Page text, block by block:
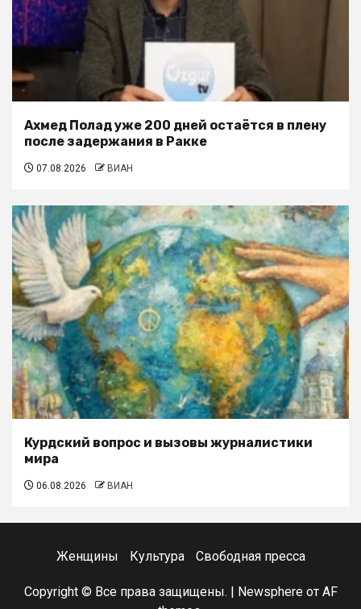
Ахмед Полад уже 200 дней остаётся в плену
после задержания в Ракке
07.08.2026 ВИАН
Курдский вопрос и вызовы журналистики
мира
06.08.2026 ВИАН
Женщины Культура Свободная пресса
Copyright © Все права защищены. | Newsphereот AF